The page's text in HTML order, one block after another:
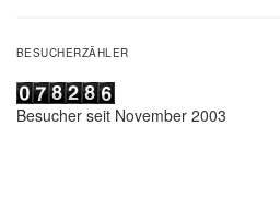
BESUCHERZÄHLER
Besucher seit November 2003